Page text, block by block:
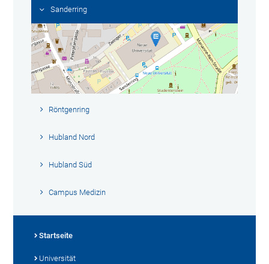
Sanderring
Röntgenring
Hubland Nord
Hubland Süd
Campus Medizin
Startseite
Universität